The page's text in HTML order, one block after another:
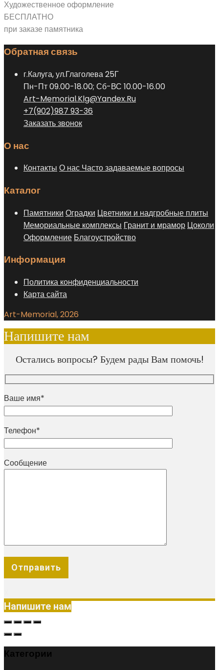
Художественное оформление
БЕСПЛАТНО
при заказе памятника
Обратная связь
г.Калуга, ул.Глаголева 25Г
Пн-Пт 09.00-18.00; Сб-ВС 10.00-16.00
Art-Memorial.Klg@Yandex.Ru
+7(902)987 93-36
Заказать звонок
О нас
Контакты О нас Часто задаваемые вопросы
Каталог
Памятники Оградки Цветники и надгробные плиты
Мемориальные комплексы Гранит и мрамор Цоколи
Оформление Благоустройство
Информация
Политика конфиденциальности
Карта сайта
Art-Memorial, 2026
Напишите нам
Остались вопросы? Будем рады Вам помочь!
Ваше имя*
Телефон*
Сообщение
Напишите нам
Категории